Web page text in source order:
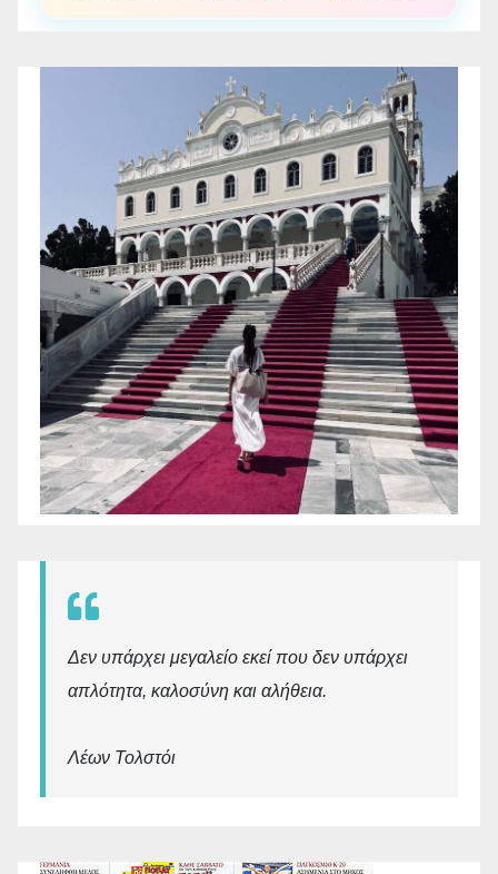
Δεν υπάρχει μεγαλείο εκεί που δεν υπάρχει
απλότητα, καλοσύνη και αλήθεια.
Λέων Τολστόι